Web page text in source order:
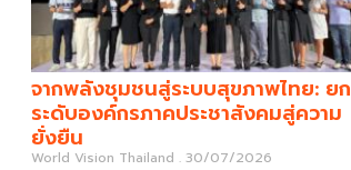
จากพลังชุมชนสู่ระบบสุขภาพไทย: ยก
ระดับองค์กรภาคประชาสังคมสู่ความ
ยั่งยืน
World Vision Thailand 30/07/2026